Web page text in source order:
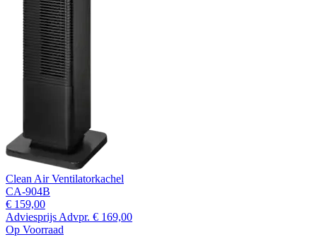
Clean Air Ventilatorkachel
CA-904B
€ 159,00
Adviesprijs Advpr. € 169,00
Op Voorraad